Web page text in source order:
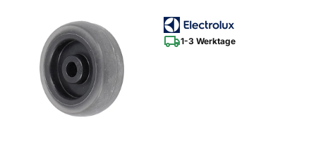
1-3 Werktage